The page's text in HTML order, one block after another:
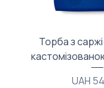
Торба з саржі
Price
UAH